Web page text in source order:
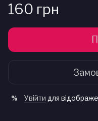
160 грн
% Увійти для